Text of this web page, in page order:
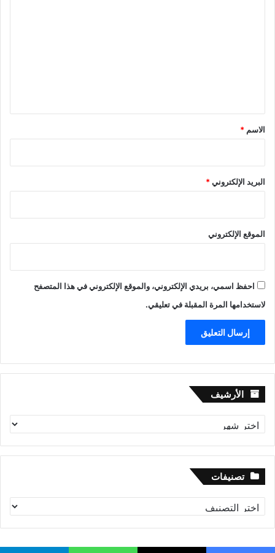
*
الاسم *
البريد الإلكتروني*
الموقع الإلكتروني
احفظ اسمي، بريدي الإلكتروني، والموقع الإلكتروني في هذا المتصفح
لاستخدامها المرة المقبلة في تعليقي.
الأرشيف الأرشيف
تصنيفات
تصنيفات